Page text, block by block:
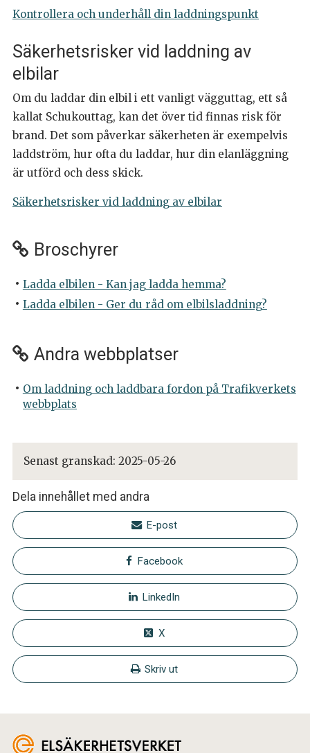
Kontrollera och underhåll din laddningspunkt
Säkerhetsrisker vid laddning av
elbilar
Om du laddar din elbil i ett vanligt vägguttag, ett så
kallat Schukouttag, kan det över tid finnas risk för
brand. Det som påverkar säkerheten är exempelvis
laddström, hur ofta du laddar, hur din elanläggning
är utförd och dess skick.
Säkerhetsrisker vid laddning av elbilar
Broschyrer
Ladda elbilen - Kan jag ladda hemma?
Ladda elbilen - Ger du råd om elbilsladdning?
Andra webbplatser
Om laddning och laddbara fordon på Trafikverkets
webbplats
Senast granskad: 2025-05-26
Dela innehållet med andra
E-post
Facebook
LinkedIn
X
Skriv ut